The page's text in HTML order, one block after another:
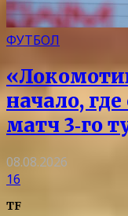
ФУТБОЛ
начало,
матч 3‑го
08.08.2026
16
TF